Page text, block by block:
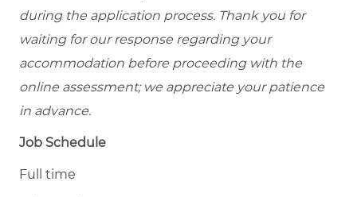
during the application process. Thank you for
waiting for our response regarding your
accommodation before proceeding with the
online assessment; we appreciate your patience
in advance.
Job Schedule
Full time